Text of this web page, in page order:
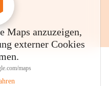
Maps anzuzeigen,
externer Cookies
maps